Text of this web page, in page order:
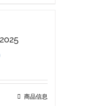
商品信息